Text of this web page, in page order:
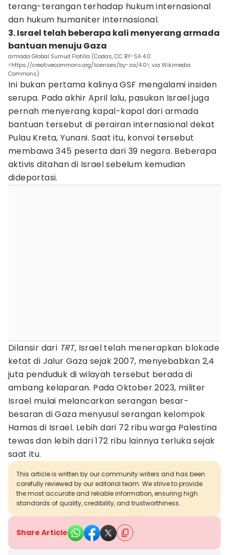
terang-terangan terhadap hukum internasional
dan hukum humaniter internasional.
3. Israel telah beberapa kali menyerang armada
bantuan menuju Gaza
armada Global Sumud Flotilla (Codas, CC BY-SA 4.0
<https://creativecommons.org/licenses/by-sa/4.0>, via Wikimedia
Commons)
Ini bukan pertama kalinya GSF mengalami insiden
serupa. Pada akhir April lalu, pasukan Israel juga
pernah menyerang kapal-kapal dari armada
bantuan tersebut di perairan internasional dekat
Pulau Kreta, Yunani. Saat itu, konvoi tersebut
membawa 345 peserta dari 39 negara. Beberapa
aktivis ditahan di Israel sebelum kemudian
dideportasi.
Dilansir dari TRT, Israel telah menerapkan blokade
ketat di Jalur Gaza sejak 2007, menyebabkan 2,4
juta penduduk di wilayah tersebut berada di
ambang kelaparan. Pada Oktober 2023, militer
Israel mulai melancarkan serangan besar-
besaran di Gaza menyusul serangan kelompok
Hamas di Israel. Lebih dari 72 ribu warga Palestina
tewas dan lebih dari 172 ribu lainnya terluka sejak
saat itu.
This article is written by our community writers and has been
carefully reviewed by our editorial team. We strive to provide
the most accurate and reliable information, ensuring high
standards of quality, credibility, and trustworthiness.
Share Article